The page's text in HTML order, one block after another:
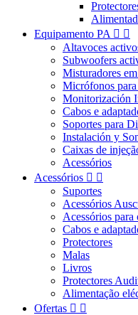
Equipamento PA  
Altavoces
Subwoofers
Misturadores
Micrófonos
Monitorización
Cabos e
Soportes para
Instalación y
Caixas de
Acessórios
Acessórios  
Suportes
Acessórios
Acessórios para
Cabos e
Protectores
Malas
Livros
Protectores
Alimentação
Ofertas  